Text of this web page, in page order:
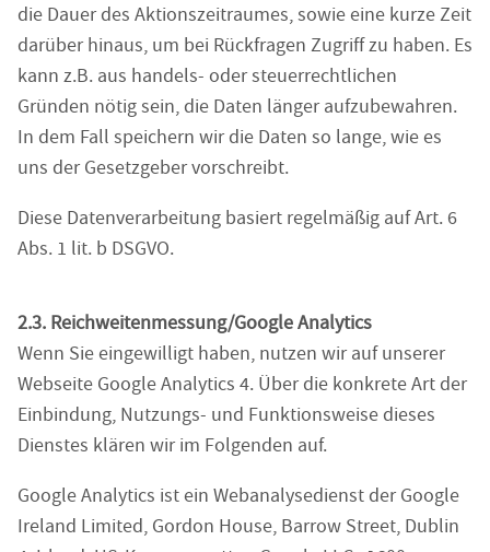
die Dauer des Aktionszeitraumes, sowie eine kurze Zeit
darüber hinaus, um bei Rückfragen Zugriff zu haben. Es
kann z.B. aus handels- oder steuerrechtlichen
Gründen nötig sein, die Daten länger aufzubewahren.
In dem Fall speichern wir die Daten so lange, wie es
uns der Gesetzgeber vorschreibt.
Diese Datenverarbeitung basiert regelmäßig auf Art. 6
Abs. 1 lit. b DSGVO.
2.3. Reichweitenmessung/Google Analytics
Wenn Sie eingewilligt haben, nutzen wir auf unserer
Webseite Google Analytics 4. Über die konkrete Art der
Einbindung, Nutzungs- und Funktionsweise dieses
Dienstes klären wir im Folgenden auf.
Google Analytics ist ein Webanalysedienst der Google
Ireland Limited, Gordon House, Barrow Street, Dublin